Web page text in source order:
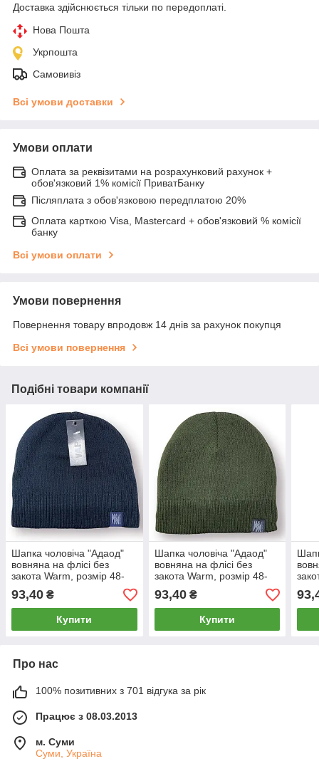
Доставка здійснюється тільки по передоплаті.
Нова Пошта
Укрпошта
Самовивіз
Всі умови доставки
Умови оплати
Оплата за реквізитами на розрахунковий рахунок +
обов'язковий 1% комісії ПриватБанку
Післяплата з обов'язковою передплатою 20%
Оплата карткою Visa, Mastercard + обов'язковий % комісії
банку
Всі умови оплати
Умови повернення
Повернення товару впродовж 14 днів за рахунок покупця
Всі умови повернення
Подібні товари компанії
Шапка чоловіча "Адаод"
вовняна на флісі без
закота Warm, розмір 48-
50, синя, 020215
93,40 ₴
Купити
Шапка чоловіча "Адаод"
вовняна на флісі без
закота Warm, розмір 48-
50, хакі, 020214
93,40₴
Купити
50,
Про нас
100% позитивних з 701 відгука за рік
Працює з 08.03.2013
м. Суми
Суми, Україна